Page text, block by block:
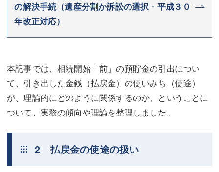
の解決手続（遺産分割か訴訟の選択・平成３０
年改正対応）
本記事では、相続開始「前」の預貯金の引出につい
て、引き出した金銭（払戻金）の使いみち（使途）
が、理論的にどのように関係するのか、ということに
ついて、実務の傾向や理論を整理しました。
2 払戻金の使途の扱い